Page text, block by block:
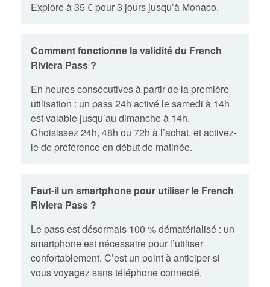
Explore à 35 € pour 3 jours jusqu’à Monaco.
Comment fonctionne la validité du French
Riviera Pass ?
En heures consécutives à partir de la première
utilisation : un pass 24h activé le samedi à 14h
est valable jusqu’au dimanche à 14h.
Choisissez 24h, 48h ou 72h à l’achat, et activez-
le de préférence en début de matinée.
Faut-il un smartphone pour utiliser le French
Riviera Pass ?
Le pass est désormais 100 % dématérialisé : un
smartphone est nécessaire pour l’utiliser
confortablement. C’est un point à anticiper si
vous voyagez sans téléphone connecté.